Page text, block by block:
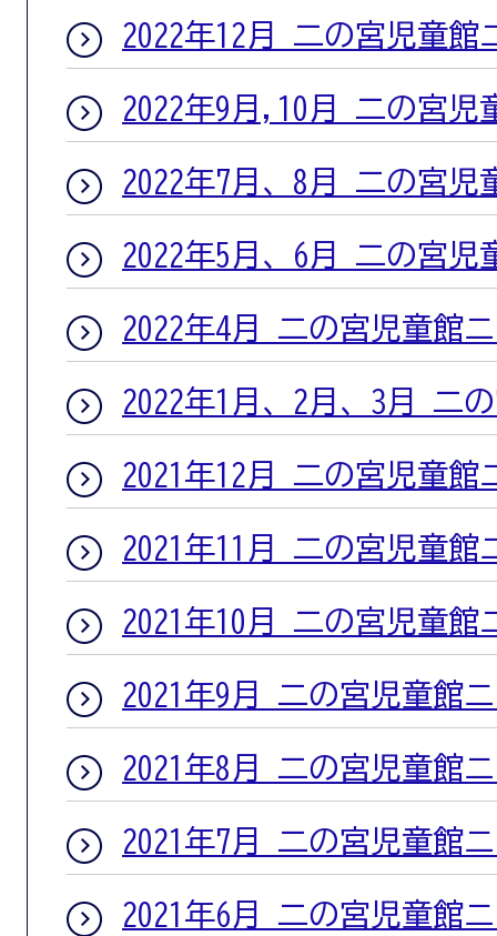
2022年12月 二の宮児童館
2022年9月,10月 二の宮児
2022年7月、8月 二の宮児
2022年5月、6月 二の宮児
2022年4月 二の宮児童館
2022年1月、2月、3月 二
2021年12月 二の宮児童館
2021年11月 二の宮児童館
2021年10月 二の宮児童館
2021年9月 二の宮児童館
2021年8月 二の宮児童館
2021年7月 二の宮児童館
2021年6月 二の宮児童館